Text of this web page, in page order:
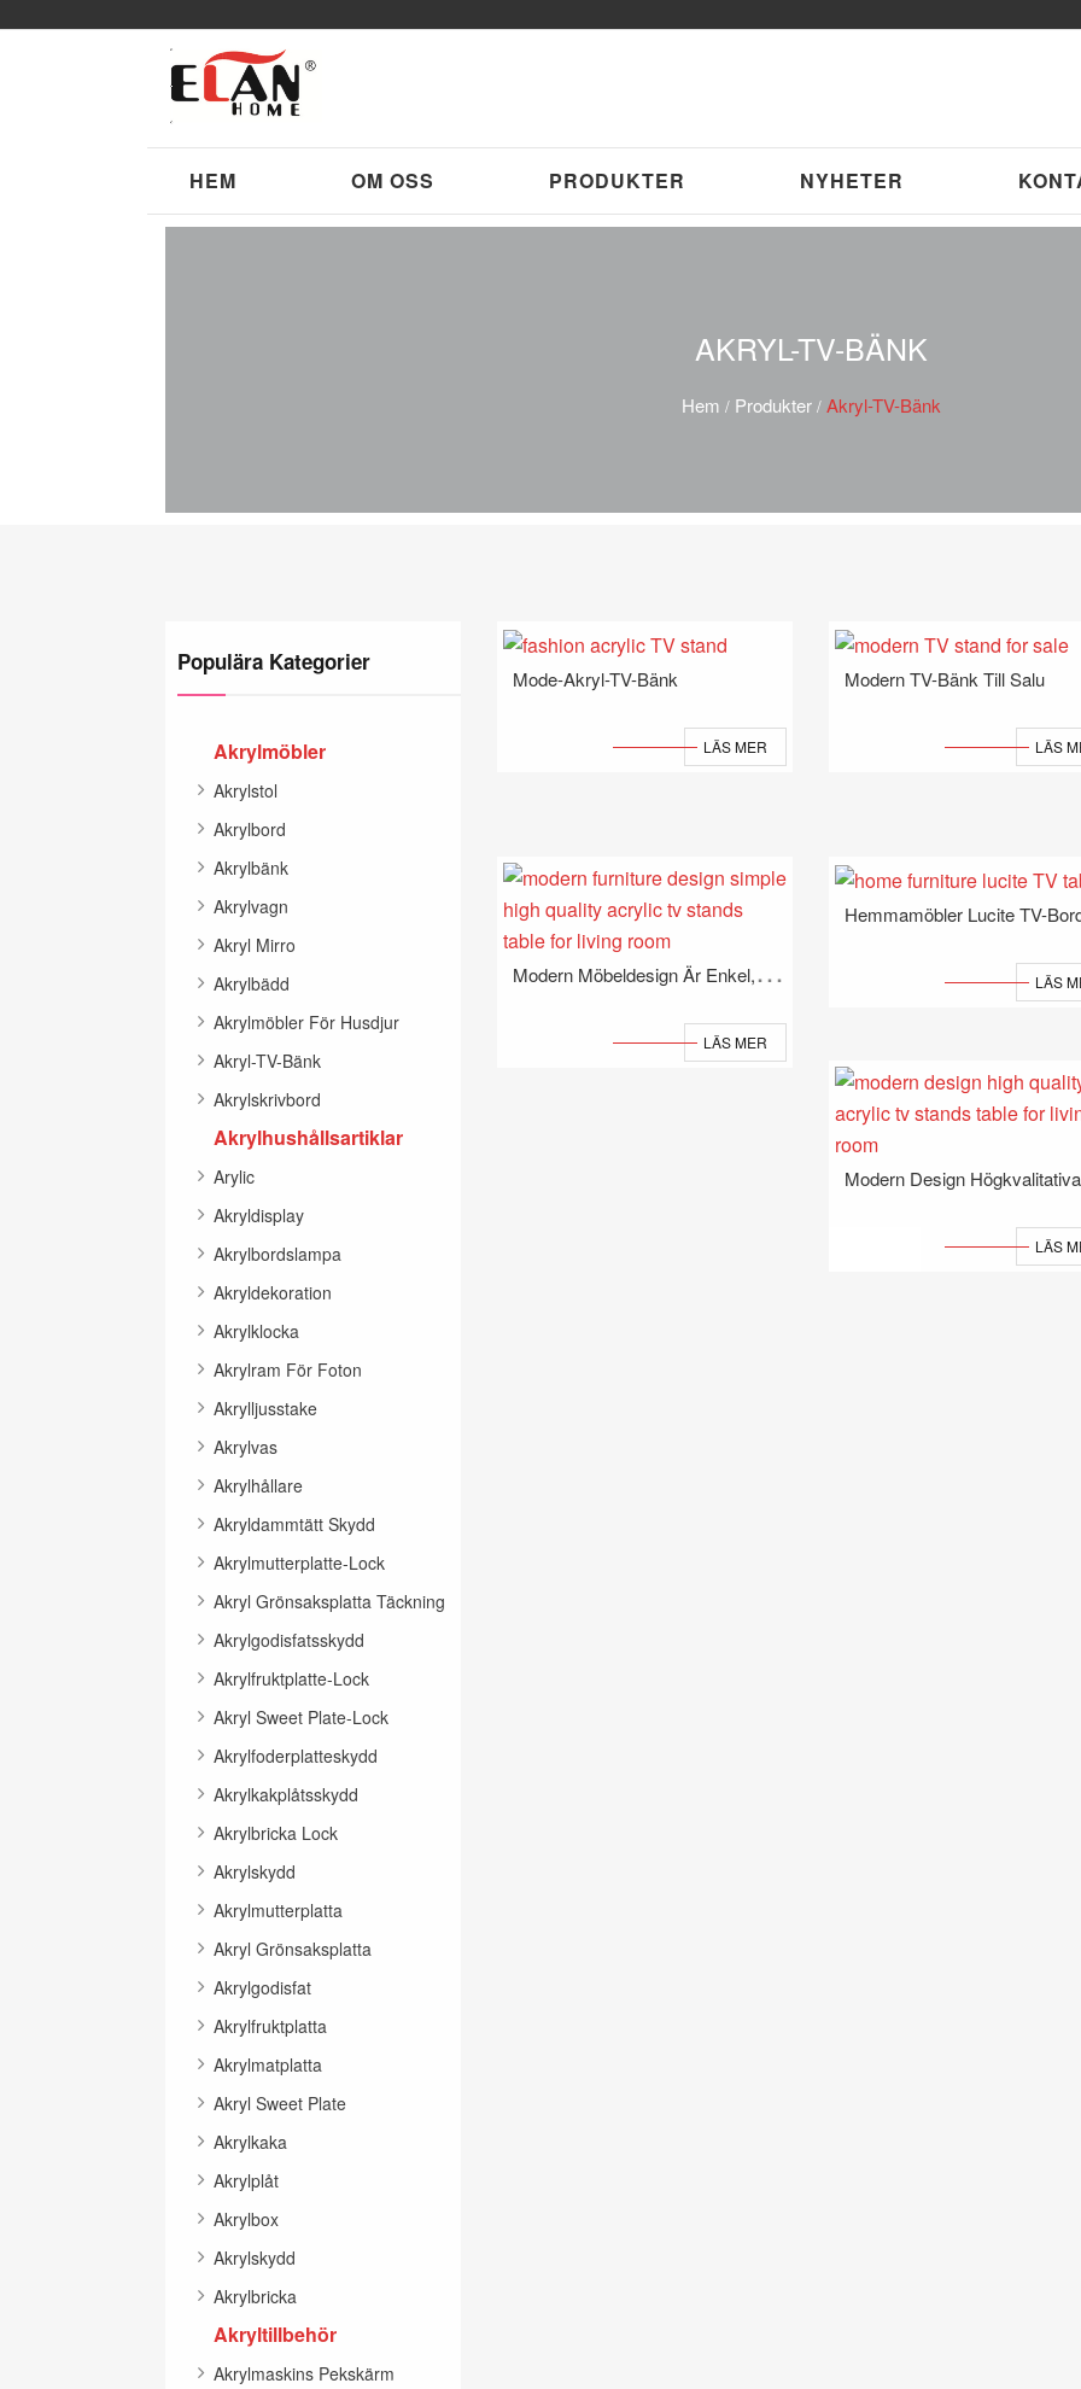
HEM OM OSS PRODUKTER NYHETER
AKRYL-TV-BÄNK
Hem / Produkter/ Akryl-TV-Bänk
Populära Kategorier
Akrylmöbler
Akrylstol
Akrylbord
Akrylbänk
Akrylvagn
Akryl Mirro
Akrylbädd
Akrylmöbler För Husdjur
Akryl-TV-Bänk
Akrylskrivbord
Akrylhushållsartiklar
Arylic
Akryldisplay
Akrylbordslampa
Akryldekoration
Akrylklocka
Akrylram För Foton
Akrylljusstake
Akrylvas
Akrylhållare
Akryldammtätt Skydd
Akrylmutterplatte-Lock
Akryl Grönsaksplatta Täckning
Akrylgodisfatsskydd
Akrylfruktplatte-Lock
Akryl Sweet Plate-Lock
Akrylfoderplatteskydd
Akrylkakplåtsskydd
Akrylbricka Lock
Akrylskydd
Akrylmutterplatta
Akryl Grönsaksplatta
Akrylgodisfat
Akrylfruktplatta
Akrylmatplatta
Akryl Sweet Plate
Akrylkaka
Akrylplåt
Akrylbox
Akrylskydd
Akrylbricka
Akryltillbehör
Akrylmaskins Pekskärm
Mode-Akryl-TV-Bänk
LÄS MER
Modern TV-Bänk Till Salu
LÄS
M
Odern Möbeldesign Är Enkel, Högkvalitativ Akryl-TV-Bänkar – Bord För Vardagsrummet
LÄS MER
Hemmamöbler Lucite TV-
LÄS
LÄS